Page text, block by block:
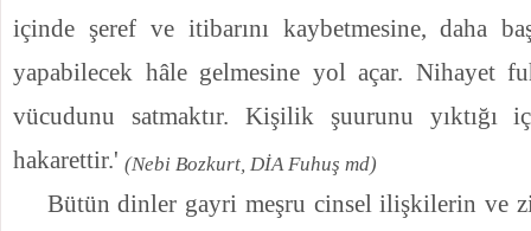
içinde şeref ve itibarını kaybetmesine, daha
yapabilecek hâle gelmesine yol açar. Nihayet
vücudunu satmaktır. Kişilik şuurunu yıktığı
hakarettir.' (Nebi Bozkurt, DİA Fuhuş md)
Bütün dinler gayri meşru cinsel ilişkilerin ve